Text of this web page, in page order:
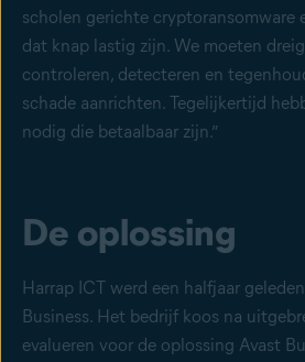
scholen gerichte cryptoransomware
dat knap lastig zijn. We moeten
controleren, detecteren en
schade aanrichten. Tegelijkertijd
nodig die betaalbaar zijn.”
De oplossing
Harrap ICT werd een halfjaar
Business. Het bedrijf koos na
evalueren voor de oplossing Avast